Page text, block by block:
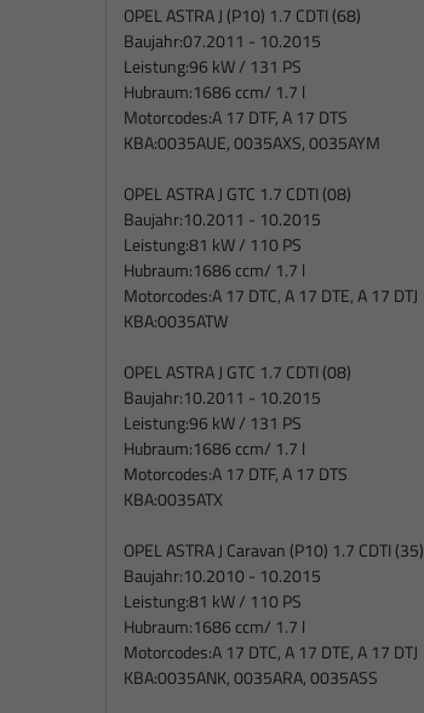
OPEL ASTRA J (P10) 1.7 CDTI (68)
Baujahr:07.2011 - 10.2015
Leistung:96 kW / 131 PS
Hubraum:1686 ccm/ 1.7 l
Motorcodes:A 17 DTF, A 17 DTS
KBA:0035AUE, 0035AXS, 0035AYM
OPEL ASTRA J GTC 1.7 CDTI (08)
Baujahr:10.2011 - 10.2015
Leistung:81 kW / 110 PS
Hubraum:1686 ccm/ 1.7 l
Motorcodes:A 17 DTC, A 17 DTE, A 17 DTJ
KBA:0035ATW
OPEL ASTRA J GTC 1.7 CDTI (08)
Baujahr:10.2011 - 10.2015
Leistung:96 kW / 131 PS
Hubraum:1686 ccm/ 1.7 l
Motorcodes:A 17 DTF, A 17 DTS
KBA:0035ATX
OPEL ASTRA J Caravan (P10) 1.7 CDTI (35)
Baujahr:10.2010 - 10.2015
Leistung:81 kW / 110 PS
Hubraum:1686 ccm/ 1.7 l
Motorcodes:A 17 DTC, A 17 DTE, A 17 DTJ
KBA:0035ANK, 0035ARA, 0035ASS